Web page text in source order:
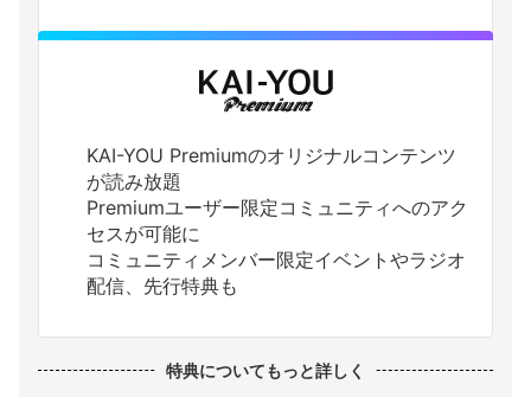
KAI-YOU Premiumのオリジナルコンテンツ
が読み放題
Premiumユーザー限定コミュニティへのアク
セスが可能に
コミュニティメンバー限定イベントやラジオ
配信、先行特典も
特典についてもっと詳しく